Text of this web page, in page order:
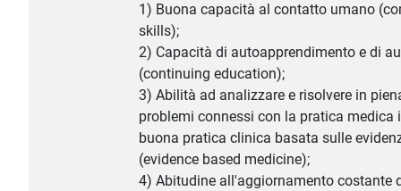
1) Buona capacità al contatto umano
skills);
2) Capacità di autoapprendimento e di
(continuing education);
3) Abilità ad analizzare e risolvere in
problemi connessi con la pratica medica
buona pratica clinica basata sulle
(evidence based medicine);
4) Abitudine all'aggiornamento costante